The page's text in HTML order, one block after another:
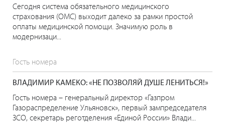
Сегодня система обязательного медицинского
страхования (ОМС) выходит далеко за рамки простой
оплаты медицинской помощи. Значимую роль в
модернизаци...
Гость номера
ВЛАДИМИР КАМЕКО: «НЕ ПОЗВОЛЯЙ ДУШЕ ЛЕНИТЬСЯ!»
Гость номера – генеральный директор «Газпром
Газораспределение Ульяновск», первый зампредседателя
ЗСО, секретарь реготделения «Единой России» Влади...